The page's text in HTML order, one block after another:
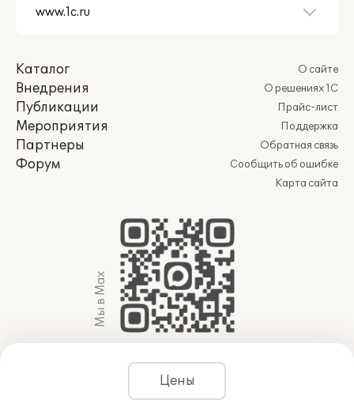
Цены
Каталог
Внедрения
Публикации
Мероприятия
Партнеры
Форум
О сайте
О решениях 1С
Прайс-лист
Поддержка
Обратная связь
Сообщить об ошибке
Карта сайта
Мы в Max
© 2011-2026 АО «Группа 1С» (правопреемник ООО
«1С»). Все права защищены.
websol@1c.ru